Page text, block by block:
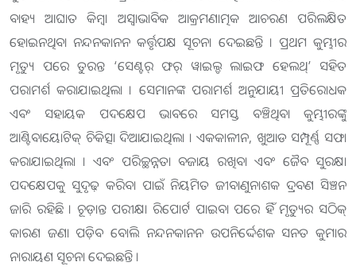
ବାହ୍ୟ ଆଘାତ କିମ୍ବା ଅସ୍ୱାଭାବିକ ଆକ୍ରମଣାତ୍ମକ ଆଚରଣ ପରିଲକ୍ଷିତ
ହୋଇନଥିବା ନନ୍ଦନକାନନ କର୍ତ୍ତୃପକ୍ଷ ସୂଚନା ଦେଇଛନ୍ତି । ପ୍ରଥମ କୁମ୍ଭୀର
ମୃତ୍ୟୁ ପରେ ତୁରନ୍ତ ‘ସେଣ୍ଟର୍ ଫର୍ ୱାଇଲ୍ଡ ଲାଇଫ ହେଲଥ୍’ ସହିତ
ପରାମର୍ଶ କରାଯାଇଥିଲା । ସେମାନଙ୍କ ପରାମର୍ଶ ଅନୁଯାୟୀ ପ୍ରତିରୋଧକ
ଏବଂ ସହାୟକ ପଦକ୍ଷେପ ଭାବରେ ସମସ୍ତ ବଞ୍ଚିଥିବା କୁମ୍ଭୀରଙ୍କୁ
ଆଣ୍ଟିବାୟୋଟିକ୍ ଚିକିତ୍ସା ଦିଆଯାଇଥିଲା । ଏକକାଳୀନ, ଖୁଆଡ ସମ୍ପୂର୍ଣ୍ଣ ସଫା
କରାଯାଇଥିଲା । ଏବଂ ପରିଚ୍ଛନ୍ନତା ବଜାୟ ରଖିବା ଏବଂ ଜୈବ ସୁରକ୍ଷା
ପଦକ୍ଷେପକୁ ସୁଦୃଢ଼ କରିବା ପାଇଁ ନିୟମିତ ଜୀବାଣୁନାଶକ ଦ୍ରବଣ ସିଞ୍ଚନ
ଜାରି ରହିଛି । ଚୂଡ଼ାନ୍ତ ପରୀକ୍ଷା ରିପୋର୍ଟ ପାଇବା ପରେ ହିଁ ମୃତ୍ୟୁର ସଠିକ୍
କାରଣ ଜଣା ପଡ଼ିବ ବୋଲି ନନ୍ଦନକାନନ ଉପନିର୍ଦ୍ଦେଶକ ସନତ କୁମାର
ନାରାୟଣ ସୂଚନା ଦେଇଛନ୍ତି ।